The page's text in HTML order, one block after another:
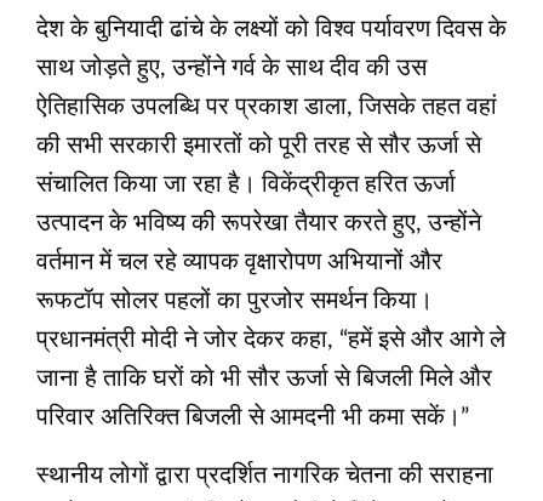
देश के बुनियादी ढांचे के लक्ष्यों को विश्व पर्यावरण दिवस के
साथ जोड़ते हुए, उन्होंने गर्व के साथ दीव की उस
ऐतिहासिक उपलब्धि पर प्रकाश डाला, जिसके तहत वहां
की सभी सरकारी इमारतों को पूरी तरह से सौर ऊर्जा से
संचालित किया जा रहा है। विकेंद्रीकृत हरित ऊर्जा
उत्पादन के भविष्य की रूपरेखा तैयार करते हुए, उन्होंने
वर्तमान में चल रहे व्यापक वृक्षारोपण अभियानों और
रूफटॉप सोलर पहलों का पुरजोर समर्थन किया।
प्रधानमंत्री मोदी ने जोर देकर कहा, “हमें इसे और आगे ले
जाना है ताकि घरों को भी सौर ऊर्जा से बिजली मिले और
परिवार अतिरिक्त बिजली से आमदनी भी कमा सकें।”
स्थानीय लोगों द्वारा प्रदर्शित नागरिक चेतना की सराहना